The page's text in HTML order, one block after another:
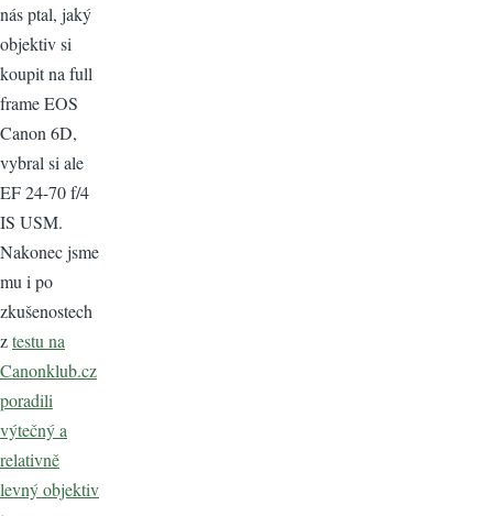
nás ptal, jaký
objektiv si
koupit na full
frame EOS
Canon 6D,
vybral si ale
EF 24-70 f/4
IS USM.
Nakonec jsme
mu i po
zkušenostech
ztestu na
Canonklub.cz
poradili
výtečný a
relativně
levný objektiv